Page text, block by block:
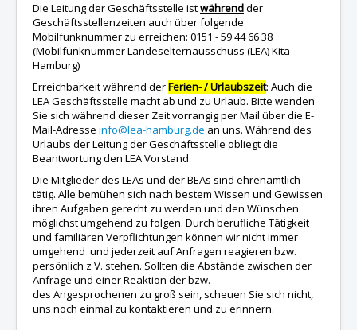
Die Leitung der Geschäftsstelle istwährendder
Geschäftsstellenzeiten auch über folgende
Mobilfunknummer zu erreichen: 0151 - 59 44 66 38
(Mobilfunknummer Landeselternausschuss (LEA) Kita
Hamburg)
Erreichbarkeit während derFerien- / Urlaubszeit: Auch die
LEA Geschäftsstelle macht ab und zu Urlaub. Bitte wenden
Sie sich während dieser Zeit vorrangig per Mail über die E-
Mail-Adresse info@lea-hamburg.de an uns. Während des
Urlaubs der Leitung der Geschäftsstelle obliegt die
Beantwortung den LEA Vorstand.
Die Mitglieder des LEAs und der BEAs sind ehrenamtlich
tätig. Alle bemühen sich nach bestem Wissen und Gewissen
ihren Aufgaben gerecht zu werden und den Wünschen
möglichst umgehend zu folgen. Durch berufliche Tätigkeit
und familiären Verpflichtungen können wir nicht immer
umgehend und jederzeit auf Anfragen reagieren bzw.
persönlich z V. stehen. Sollten die Abstände zwischen der
Anfrage und einer Reaktion der bzw.
des Angesprochenen zu groß sein, scheuen Sie sich nicht,
uns noch einmal zu kontaktieren und zu erinnern.